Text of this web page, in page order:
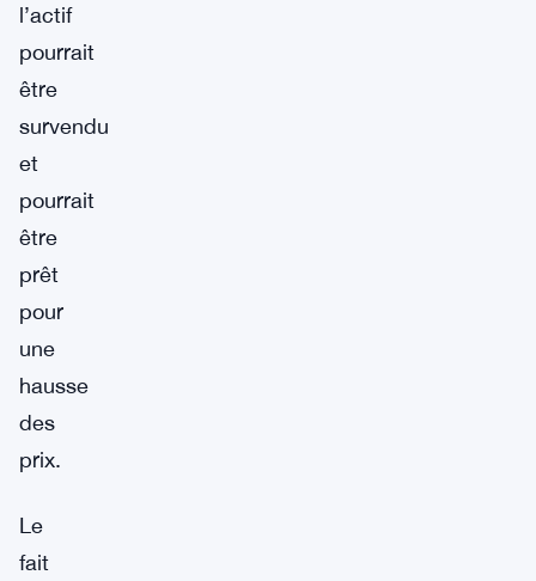
l’actif
pourrait
être
survendu
et
pourrait
être
prêt
pour
une
hausse
des
prix.
Le
fait